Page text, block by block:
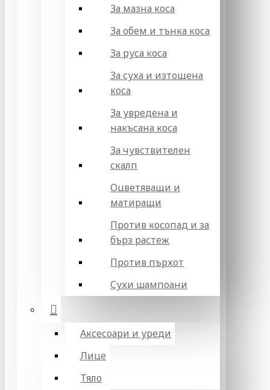
За мазна коса
За обем и тънка коса
За руса коса
За суха и изтощена
коса
За увредена и
накъсана коса
За чувствителен
скалп
Оцветяващи и
матиращи
Против косопад и за
бърз растеж
Против пърхот
Сухи шампоани
Аксесоари и уреди
Лице
Тяло